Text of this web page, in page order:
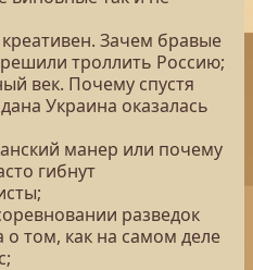
Зачем бравые
троллить Россию;
век. Почему спустя
Украина оказалась
манер или почему
гибнут
разведок
том, как на самом деле